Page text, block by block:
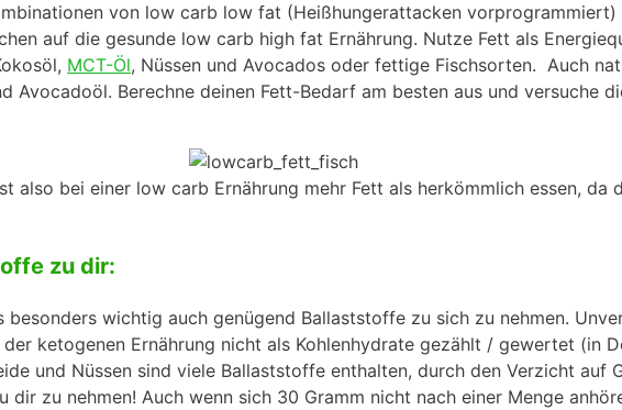
von low carb low fat (Heißhungerattacken
auf die gesunde low carb high fat Ernährung. Nutze Fett als
MCT-Öl, Nüssen und Avocados oder fettige Fischsorten. Auch
Avocadoöl. Berechne deinen Fett-Bedarf am besten aus und versuche
also bei einer low carb Ernährung mehr Fett als herkömmlich essen, da
zu dir:
besonders wichtig auch genügend Ballaststoffe zu sich zu nehmen.
ketogenen Ernährung nicht als Kohlenhydrate gezählt / gewertet (in
und Nüssen sind viele Ballaststoffe enthalten, durch den Verzicht auf
zu nehmen! Auch wenn sich 30 Gramm nicht nach einer Menge